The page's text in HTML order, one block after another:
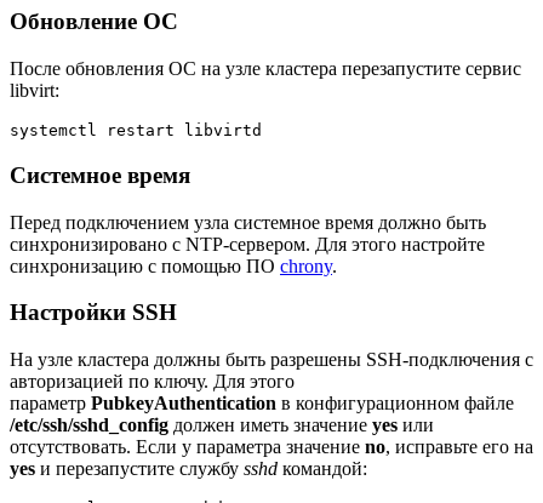
Обновление ОС
После обновления ОС на узле кластера перезапустите сервис
libvirt:
systemctl restart libvirtd
Системное время
Перед подключением узла системное время должно быть
синхронизировано с NTP-сервером. Для этого настройте
синхронизацию с помощью ПО chrony.
Настройки SSH
На узле кластера должны быть разрешены SSH-подключения с
авторизацией по ключу. Для этого
параметр PubkeyAuthentication в конфигурационном файле
/etc/ssh/sshd_config должен иметь значение yes или
отсутствовать. Если у параметра значение no, исправьте его на
yes и перезапустите службу sshd командой: